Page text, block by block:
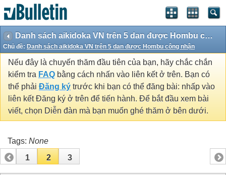
Danh sách aikidoka VN trên 5 dan được Hombu công nhận
Chủ đề: Danh sách aikidoka VN trên 5 dan được Hombu công nhận
Nếu đây là chuyến thăm đầu tiên của bạn, hãy chắc chắn
kiểm tra FAQ bằng cách nhấn vào liên kết ở trên. Bạn có
thể phải Đăng ký trước khi bạn có thể đăng bài: nhấp vào
liên kết Đăng ký ở trên để tiến hành. Để bắt đầu xem bài
viết, chọn Diễn đàn mà bạn muốn ghé thăm ở bên dưới.
Tags: None
1
2 3